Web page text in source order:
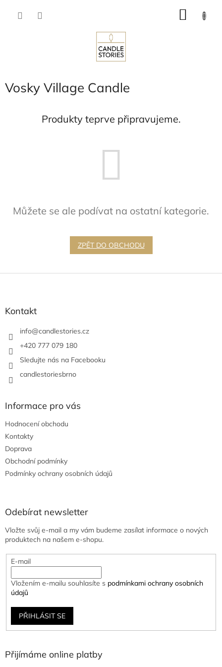
Vosky Village Candle
Produkty teprve připravujeme.
Můžete se ale podívat na ostatní kategorie.
ZPĚT DO OBCHODU
Kontakt
info@candlestories.cz
+420 777 079 180
Sledujte nás na Facebooku
candlestoriesbrno
Informace pro vás
Hodnocení obchodu
Kontakty
Doprava
Obchodní podmínky
Podmínky ochrany osobních údajů
Odebírat newsletter
Vložte svůj e-mail a my vám budeme zasílat informace o nových
produktech na našem e-shopu.
E-mail
Vložením e-mailu souhlasíte s podmínkami ochrany osobních
údajů
PŘIHLÁSIT SE
Přijímáme online platby